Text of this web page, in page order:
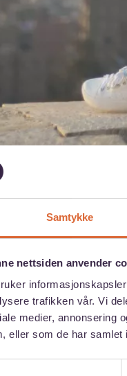
Samtykke
nettsiden anvender
trafikken vår. Vi
medier, annonsering
eller som de har samlet
mulighet til å
stille hjørne av
et litterært
bare får deg